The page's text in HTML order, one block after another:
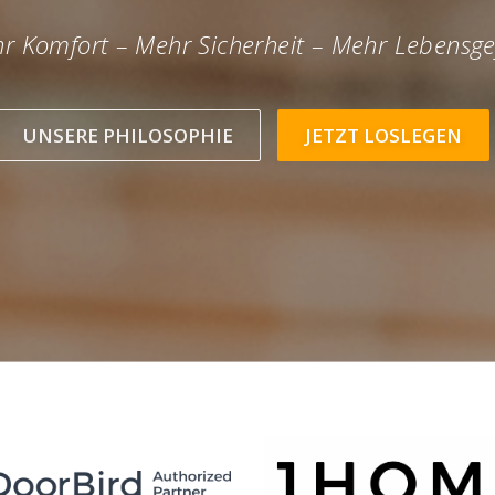
Komfort – Mehr Sicherheit – Mehr
UNSERE PHILOSOPHIE JETZT LOSLEGEN